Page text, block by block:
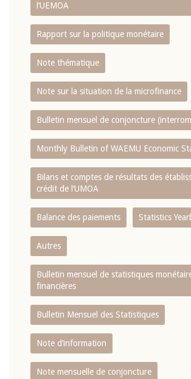
l‘UEMOA
Rapport sur la politique monétaire
Note thématique
Note sur la situation de la microfinance
Bulletin mensuel de conjoncture
Monthly Bulletin of WAEMU Economic
Bilans et comptes de résultats des
crédit de l‘UMOA
Balance des paiements Statistics
Autres
Bulletin mensuel de statistiques
financières
Bulletin Mensuel des Statistiques
Note d’information
Note mensuelle de conjoncture